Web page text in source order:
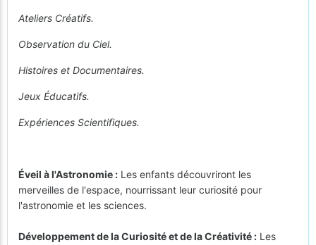
Ateliers Créatifs.
Observation du Ciel.
Histoires et Documentaires.
Jeux Éducatifs.
Expériences Scientifiques.
Éveil à l'Astronomie : Les enfants découvriront les
merveilles de l'espace, nourrissant leur curiosité pour
l'astronomie et les sciences.
Développement de la Curiosité et de la Créativité : Les